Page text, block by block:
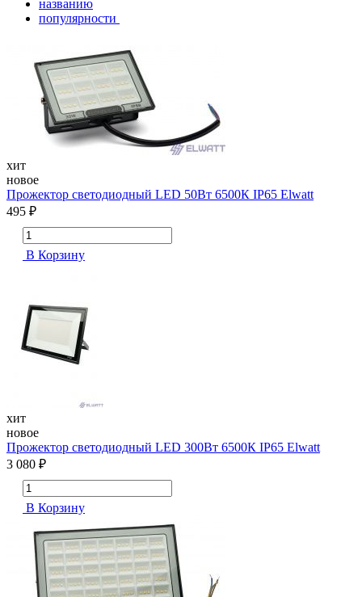
названию
популярности
хит
новое
Прожектор светодиодный LED 50Вт 6500К IP65 Elwatt
495 ₽
В Корзину
хит
новое
Прожектор светодиодный LED 300Вт 6500К IP65 Elwatt
3 080 ₽
В Корзину